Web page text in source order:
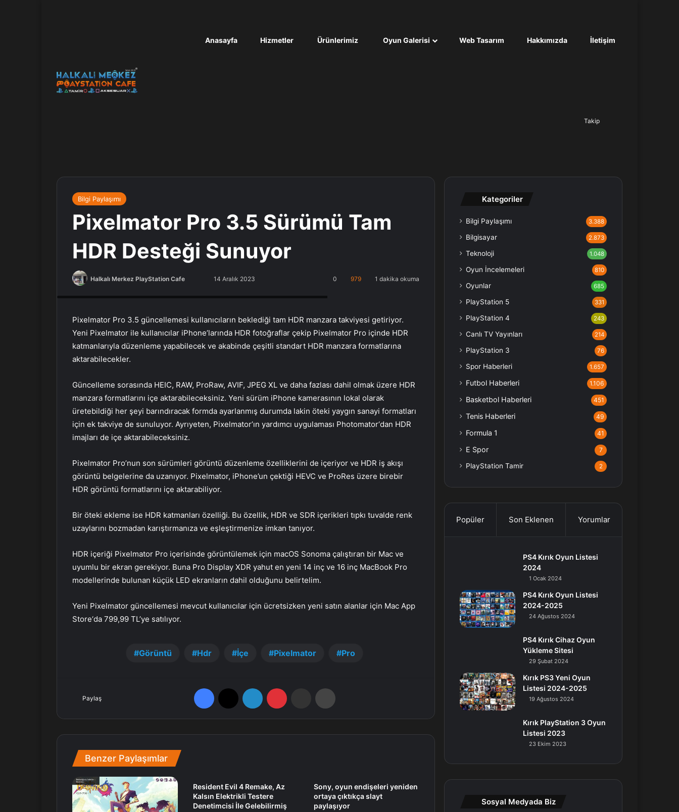
Anasayfa Hizmetler Ürünlerimiz Oyun Galerisi Web Tasarım Hakkımızda İletişim
Takip
Bilgi Paylaşımı
Pixelmator Pro 3.5 Sürümü Tam
HDR Desteği Sunuyor
Halkalı Merkez PlayStation Cafe
o
e
a
g
ö
n
r
m
e
14 Aralık 2023 0 979 1 dakika okuma
Pixelmator Pro 3.5 güncellemesi kullanıcıların beklediği tam HDR manzara takviyesi getiriyor.
Yeni Pixelmator ile kullanıcılar iPhone’larında HDR fotoğraflar çekip Pixelmator Pro içinde HDR
katmanlarıyla düzenleme yapabilecek ve akabinde çeşitli standart HDR manzara formatlarına
aktarabilecekler.
Güncelleme sorasında HEIC, RAW, ProRaw, AVIF, JPEG XL ve daha fazlası dahil olmak üzere HDR
manzara formatlarını içe aktarabileceksiniz. Yeni sürüm iPhone kamerasının lokal olarak
üretebildiği her şeyi barındıracak formda ayarlanmış durumda lakin öteki yaygın sanayi formatları
için ek takviye de sunuluyor. Ayrıyeten, Pixelmator’ın yardımcı uygulaması Photomator‘dan HDR
imajları de içe aktarabileceksiniz.
Pixelmator Pro’nun son sürümleri görüntü düzenleme özelliklerini de içeriyor ve HDR iş akışı
görüntü belgelerine da uzanıyor. Pixelmator, iPhone’un çektiği HEVC ve ProRes üzere birebir
HDR görüntü formatlarını içe aktarabiliyor.
Bir öteki ekleme ise HDR katmanları özelliği. Bu özellik, HDR ve SDR içerikleri tıpkı tuvalde renk
uzaylarını bozmadan karıştırmanıza ve eşleştirmenize imkan tanıyor.
HDR içeriği Pixelmator Pro içerisinde görüntülemek için macOS Sonoma çalıştıran bir Mac ve
uyumlu bir ekran gerekiyor. Buna Pro Display XDR yahut en yeni 14 inç ve 16 inç MacBook Pro
modellerinde bulunan küçük LED ekranların dahil olduğunu belirtelim.
Yeni Pixelmator güncellemesi mevcut kullanıcılar için ücretsizken yeni satın alanlar için Mac App
Store‘da 799,99 TL’ye satılıyor.
Görüntü Hdr İçe Pixelmator Pro
Paylaş
Benzer Paylaşımlar
Resident Evil 4 Remake, Az
Kalsın Elektrikli Testere
Denetimcisi İle Gelebilirmiş
Sony, oyun endişeleri yeniden
ortaya çıktıkça slayt
paylaşıyor
Kategoriler
Bilgi Paylaşımı 3.388
Bilgisayar 2.873
Teknoloji 1.048
Oyun İncelemeleri 810
Oyunlar 685
PlayStation 5 331
PlayStation 4 243
Canlı TV Yayınları 214
PlayStation 3 76
Spor Haberleri 1.657
Futbol Haberleri 1.106
Basketbol Haberleri 451
Tenis Haberleri 49
Formula 1 41
E Spor 7
PlayStation Tamir 2
Popüler Son Eklenen Yorumlar
PS4 Kırık Oyun Listesi
2024
1 Ocak 2024
PS4 Kırık Oyun Listesi
2024-2025
24 Ağustos 2024
PS4 Kırık Cihaz Oyun
Yükleme Sitesi
29 Şubat 2024
Kırık PS3 Yeni Oyun
Listesi 2024-2025
19 Ağustos 2024
Kırık PlayStation 3 Oyun
Listesi 2023
23 Ekim 2023
Sosyal Medyada Biz